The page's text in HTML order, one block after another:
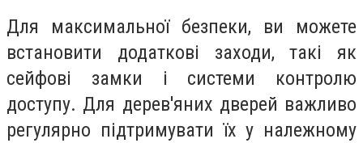
Для максимальної безпеки, ви можете
встановити додаткові заходи, такі як
сейфові замки і системи контролю
доступу. Для дерев'яних дверей важливо
регулярно підтримувати їх у належному